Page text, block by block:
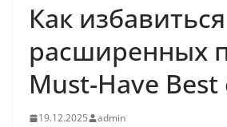
Как
расширенных
Must-Have Best
19.12.2025 admin